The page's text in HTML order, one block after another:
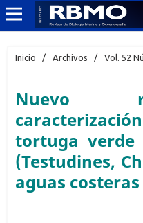
Inicio / Archivos / Vol. 52
Nuevo
tortuga verde
(Testudines,
aguas